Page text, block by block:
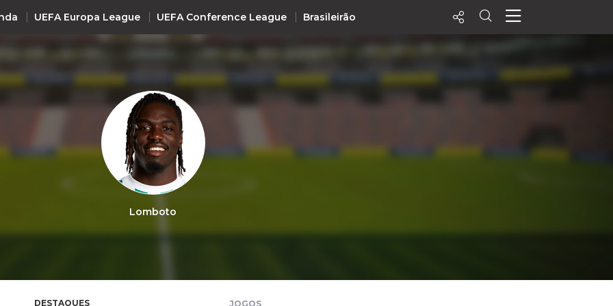
UEFA Europa League UEFA Conference League Brasileirão
INTERNACIONAL
UEFA Champions League
UEFA Europa League
UEFA Conference League
Premier League
Agenda
Lomboto
DESTAQUES JOGOS